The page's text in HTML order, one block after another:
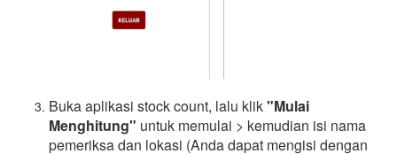
Buka aplikasi stock count, lalu klik"Mulai
Menghitung" untuk memulai > kemudian isi nama
pemeriksa dan lokasi (Anda dapat mengisi dengan